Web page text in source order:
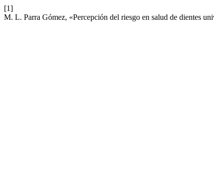
[1]
M. L. Parra Gómez, «Percepción del riesgo en salud de dientes